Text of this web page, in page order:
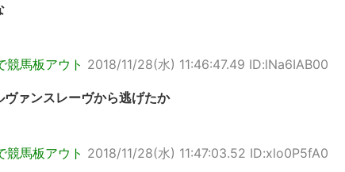
競馬板アウト 2018/11/28(水) 11:46:47.49 ID:lNa6IAB00
ァンスレーヴから逃げたか
競馬板アウト 2018/11/28(水) 11:47:03.52 ID:xlo0P5fA0